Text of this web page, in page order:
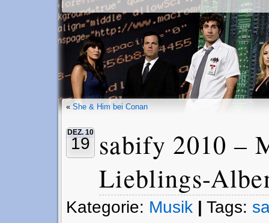
« She & Him bei Conan
DEZ. 10
19 sabify 2010 –
Lieblings-
Kategorie: Musik | Tags: